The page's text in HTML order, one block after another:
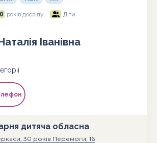
років досвіду Діти
Іванівна
дитяча обласна
30 років Перемоги, 16